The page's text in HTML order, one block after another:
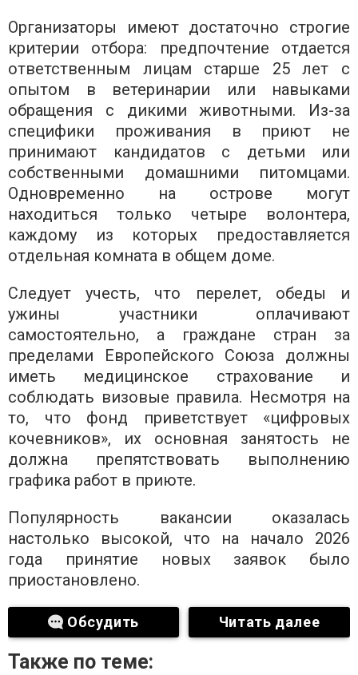
Организаторы имеют достаточно строгие
критерии отбора: предпочтение отдается
ответственным лицам старше 25 лет с
опытом в ветеринарии или навыками
обращения с дикими животными. Из-за
специфики проживания в приют не
принимают кандидатов с детьми или
собственными домашними питомцами.
Одновременно на острове могут
находиться только четыре волонтера,
каждому из которых предоставляется
отдельная комната в общем доме.
Следует учесть, что перелет, обеды и
ужины участники оплачивают
самостоятельно, а граждане стран за
пределами Европейского Союза должны
иметь медицинское страхование и
соблюдать визовые правила. Несмотря на
то, что фонд приветствует «цифровых
кочевников», их основная занятость не
должна препятствовать выполнению
графика работ в приюте.
Популярность вакансии оказалась
настолько высокой, что на начало 2026
года принятие новых заявок было
приостановлено.
Обсудить Читать далее
Также по теме: